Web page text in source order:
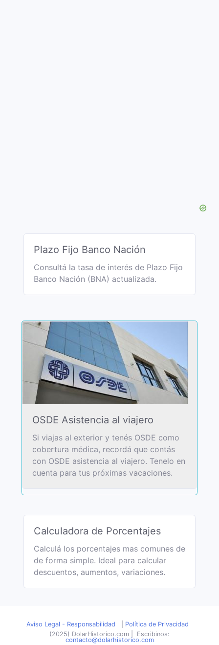
Plazo Fijo Banco Nación
Consultá la tasa de interés de Plazo Fijo
Banco Nación (BNA) actualizada.
OSDE Asistencia al viajero
Si viajas al exterior y tenés OSDE como
cobertura médica, recordá que contás
con OSDE asistencia al viajero. Tenelo en
cuenta para tus próximas vacaciones.
Calculadora de Porcentajes
Calculá los porcentajes mas comunes de
de forma simple. Ideal para calcular
descuentos, aumentos, variaciones.
Aviso Legal - Responsabilidad
Política de Privacidad
(2025) DolarHistorico.com
Escribinos:
contacto@dolarhistorico.com